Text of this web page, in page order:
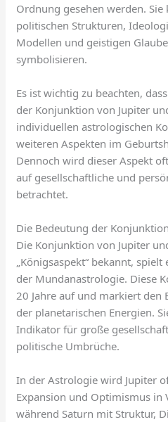
Ordnung gesehen werden.
politischen Strukturen,
Modellen und geistigen
symbolisieren.
Es ist wichtig zu beachten,
der Konjunktion von Jupiter
individuellen astrologischen
weiteren Aspekten im
Dennoch wird dieser Aspekt
auf gesellschaftliche und
betrachtet.
Die Bedeutung der
Die Konjunktion von Jupiter
„Königsaspekt“ bekannt,
der Mundanastrologie. Diese
20 Jahre auf und markiert den
der planetarischen Energien.
Indikator für große
politische Umbrüche.
In der Astrologie wird Jupiter
Expansion und Optimismus in
während Saturn mit Struktur,